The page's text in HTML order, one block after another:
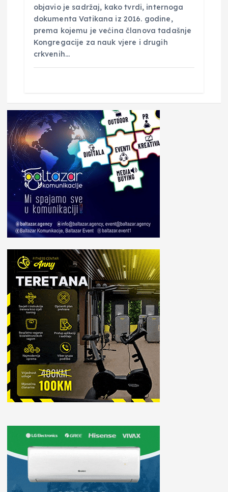
objavio je sadržaj, kako tvrdi, internoga
dokumenta Vatikana iz 2016. godine,
prema kojemu je većina članova tadašnje
Kongregacije za nauk vjere i drugih
crkvenih…